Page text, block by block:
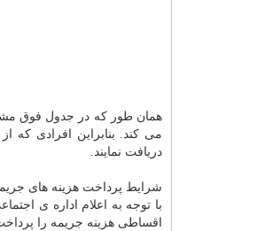
همان طور که در جدول فوق
دریافت نمایند.
شرایط پرداخت هزینه های
با توجه به اعلام اداره ی
اقساطی هزینه جریمه را